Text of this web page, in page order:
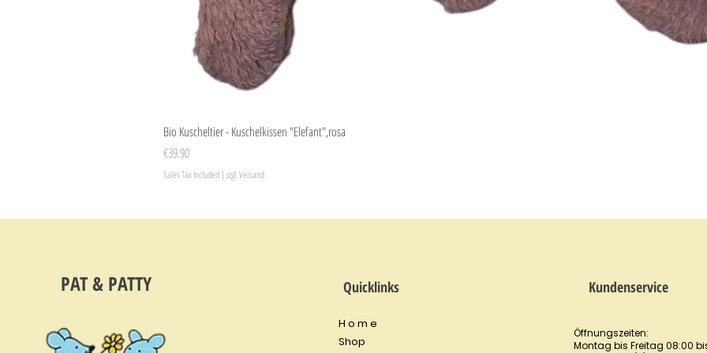
Bio Kuscheltier - Kuschelkissen "Elefant",rosa
Price
€39.90
Sales Tax Included | zzgl. Versand
PAT & PATTY Quicklinks
H o m e
Shop
Kundenservice
Öffnungszeiten:
Montag bis Freitag 08:00